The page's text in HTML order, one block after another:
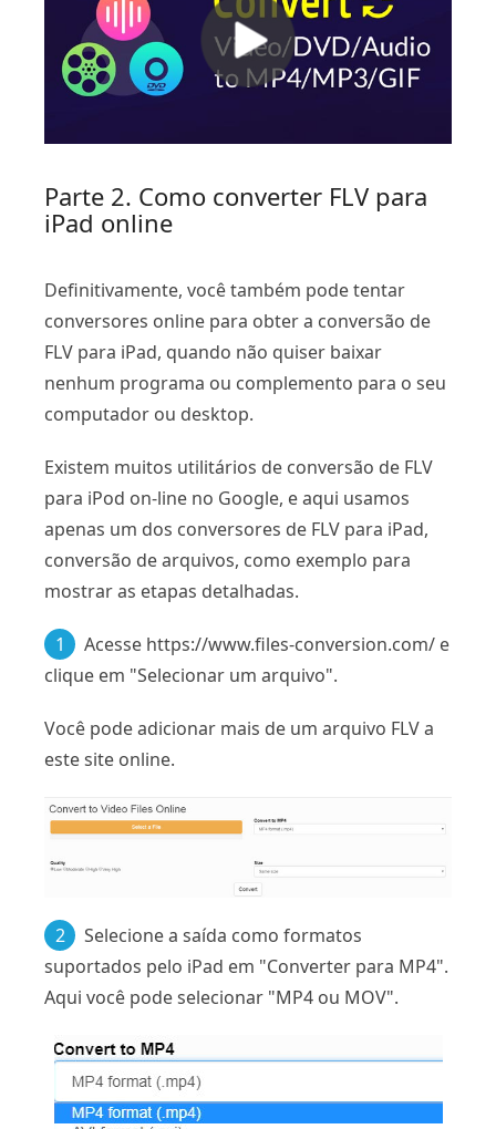
Parte 2. Como converter FLV para
iPad online
Definitivamente, você também pode tentar
conversores online para obter a conversão de
FLV para iPad, quando não quiser baixar
nenhum programa ou complemento para o seu
computador ou desktop.
Existem muitos utilitários de conversão de FLV
para iPod on-line no Google, e aqui usamos
apenas um dos conversores de FLV para iPad,
conversão de arquivos, como exemplo para
mostrar as etapas detalhadas.
1
Acesse https://www.files-conversion.com/ e
clique em "Selecionar um arquivo".
Você pode adicionar mais de um arquivo FLV a
este site online.
2
Selecione a saída como formatos
suportados pelo iPad em "Converter para MP4".
Aqui você pode selecionar "MP4 ou MOV".